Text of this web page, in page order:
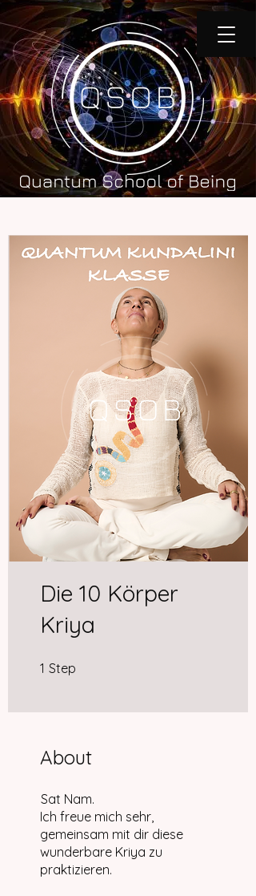
Die 10 Körper
Kriya
1 Step
About
Sat Nam.
Ich freue mich sehr,
gemeinsam mit dir diese
wunderbare Kriya zu
praktizieren.